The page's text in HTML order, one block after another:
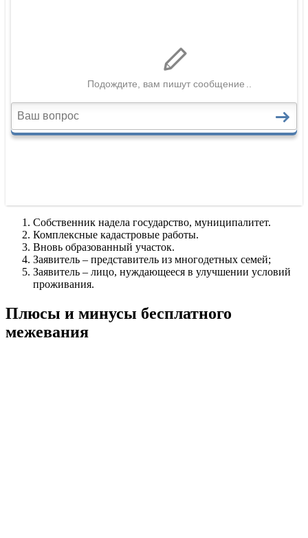
Собственник надела государство, муниципалитет.
Комплексные кадастровые работы.
Вновь образованный участок.
Заявитель – представитель из многодетных семей;
Заявитель – лицо, нуждающееся в улучшении условий
проживания.
Плюсы и минусы бесплатного
межевания